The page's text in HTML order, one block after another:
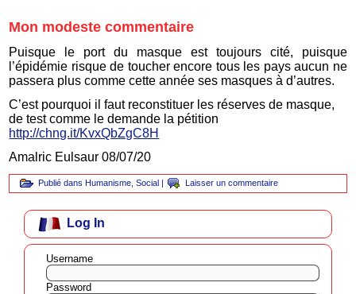
Mon modeste commentaire
Puisque le port du masque est toujours cité, puisque
l’épidémie risque de toucher encore tous les pays aucun ne
passera plus comme cette année ses masques à d’autres.
C’est pourquoi il faut reconstituer les réserves de masque,
de test comme le demande la pétition
http://chng.it/KvxQbZgC8H
Amalric Eulsaur 08/07/20
Publié dans Humanisme ,Social | Laisser un commentaire
Log In
Username
Password